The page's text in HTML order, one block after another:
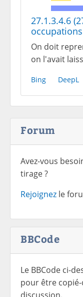
27.1.3.4.6
occupations
On doit
on l'avait
Bing DeepL
Forum
Avez-vous
tirage ?
Rejoignez le
BBCode
Le BBCode ci-
pour être